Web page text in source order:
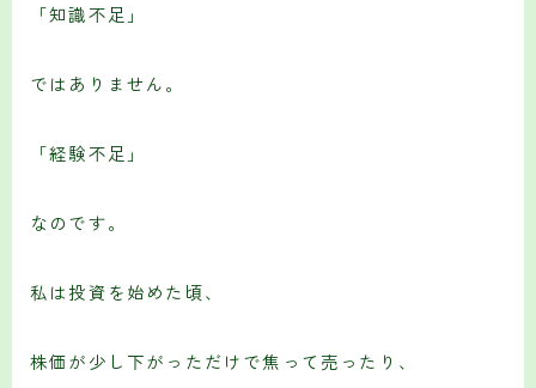
「知識不足」
ではありません。
「経験不足」
なのです。
私は投資を始めた頃、
株価が少し下がっただけで焦って売ったり、